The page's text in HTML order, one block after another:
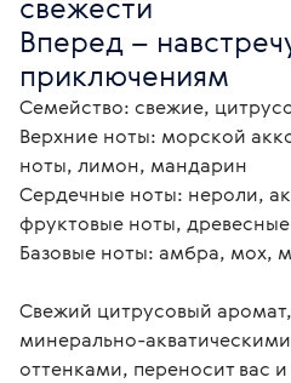
Вперед –
приключениям
Семейство: свежие,
Верхние ноты: морской
ноты, лимон, мандарин
Сердечные ноты: нероли,
фруктовые ноты,
Базовые ноты: амбра, мох,
Свежий цитрусовый
минерально-
оттенками, переносит вас